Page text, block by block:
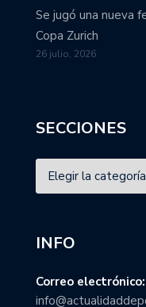
Se jugó una nueva
Copa Zurich
26 julio, 2026
SECCIONES
INFO
Correo electrónico: